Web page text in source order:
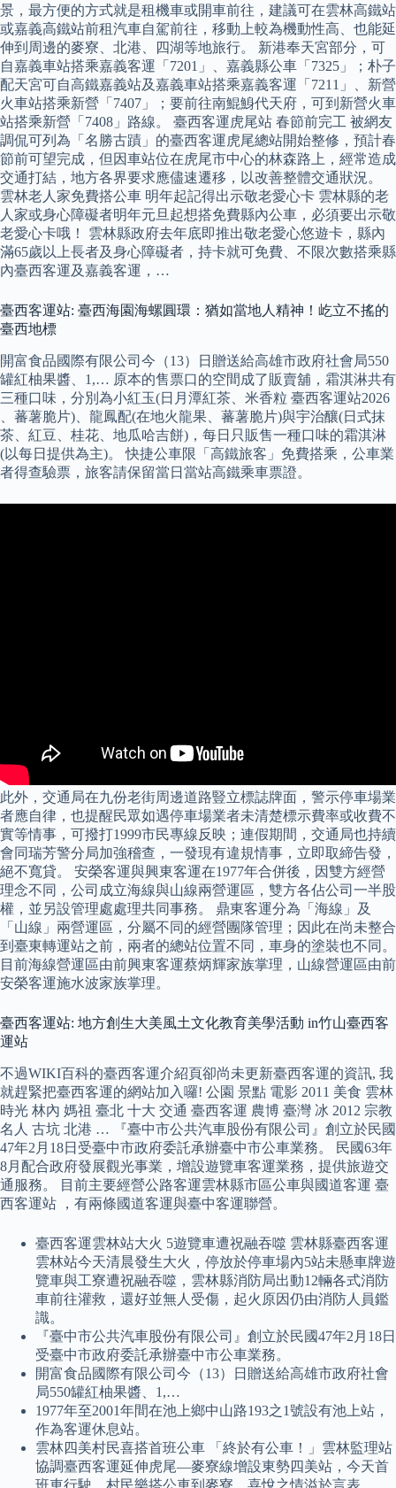
景，最方便的方式就是租機車或開車前往，建議可在雲林高鐵站
或嘉義高鐵站前租汽車自駕前往，移動上較為機動性高、也能延
伸到周邊的麥寮、北港、四湖等地旅行。 新港奉天宮部分，可
自嘉義車站搭乘嘉義客運「7201」、嘉義縣公車「7325」；朴子
配天宮可自高鐵嘉義站及嘉義車站搭乘嘉義客運「7211」、新營
火車站搭乘新營「7407」；要前往南鯤鯓代天府，可到新營火車
站搭乘新營「7408」路線。 臺西客運虎尾站 春節前完工 被網友
調侃可列為「名勝古蹟」的臺西客運虎尾總站開始整修，預計春
節前可望完成，但因車站位在虎尾市中心的林森路上，經常造成
交通打結，地方各界要求應儘速遷移，以改善整體交通狀況。
雲林老人家免費搭公車 明年起記得出示敬老愛心卡 雲林縣的老
人家或身心障礙者明年元旦起想搭免費縣內公車，必須要出示敬
老愛心卡哦！ 雲林縣政府去年底即推出敬老愛心悠遊卡，縣內
滿65歲以上長者及身心障礙者，持卡就可免費、不限次數搭乘縣
內臺西客運及嘉義客運，…
臺西客運站: 臺西海園海螺圓環：猶如當地人精神！屹立不搖的
臺西地標
開富食品國際有限公司今（13）日贈送給高雄市政府社會局550
罐紅柚果醬、1,… 原本的售票口的空間成了販賣舖，霜淇淋共有
三種口味，分別為小紅玉(日月潭紅茶、米香粒 臺西客運站2026
、蕃薯脆片)、龍鳳配(在地火龍果、蕃薯脆片)與宇治釀(日式抹
茶、紅豆、桂花、地瓜哈吉餅)，每日只販售一種口味的霜淇淋
(以每日提供為主)。 快捷公車限「高鐵旅客」免費搭乘，公車業
者得查驗票​，旅客請保留當日當站高鐵乘車票證。
此外，交通局在九份老街周邊道路豎立標誌牌面，警示停車場業
者應自律，也提醒民眾如遇停車場業者未清楚標示費率或收費不
實等情事，可撥打1999市民專線反映；連假期間，交通局也持續
會同瑞芳警分局加強稽查，一發現有違規情事，立即取締告發，
絕不寬貸。 安榮客運與興東客運在1977年合併後，因雙方經營
理念不同，公司成立海線與山線兩營運區，雙方各佔公司一半股
權，並另設管理處處理共同事務。 鼎東客運分為「海線」及
「山線」兩營運區，分屬不同的經營團隊管理；因此在尚未整合
到臺東轉運站之前，兩者的總站位置不同，車身的塗裝也不同。
目前海線營運區由前興東客運蔡炳輝家族掌理，山線營運區由前
安榮客運施水波家族掌理。
臺西客運站: 地方創生大美風土文化教育美學活動 in竹山臺西客
運站
不過WIKI百科的臺西客運介紹頁卻尚未更新臺西客運的資訊, 我
就趕緊把臺西客運的網站加入囉! 公園 景點 電影 2011 美食 雲林
時光 林內 媽祖 臺北 十大 交通 臺西客運 農博 臺灣 冰 2012 宗教
名人 古坑 北港 … 『臺中市公共汽車股份有限公司』創立於民國
47年2月18日受臺中市政府委託承辦臺中市公車業務。 民國63年
8月配合政府發展觀光事業，增設遊覽車客運業務，提供旅遊交
通服務。 目前主要經營公路客運雲林縣市區公車與國道客運 臺
西客運站 ，有兩條國道客運與臺中客運聯營。
臺西客運雲林站大火 5遊覽車遭祝融吞噬 雲林縣臺西客運
雲林站今天清晨發生大火，停放於停車場內5站未懸車牌遊
覽車與工寮遭祝融吞噬，雲林縣消防局出動12輛各式消防
車前往灌救，還好並無人受傷，起火原因仍由消防人員鑑
識。
『臺中市公共汽車股份有限公司』創立於民國47年2月18日
受臺中市政府委託承辦臺中市公車業務。
開富食品國際有限公司今（13）日贈送給高雄市政府社會
局550罐紅柚果醬、1,…
1977年至2001年間在池上鄉中山路193之1號設有池上站，
作為客運休息站。
雲林四美村民喜搭首班公車 「終於有公車！」雲林監理站
協調臺西客運延伸虎尾—麥寮線增設東勢四美站，今天首
班車行駛，村民樂搭公車到麥寮，喜悅之情溢於言表。